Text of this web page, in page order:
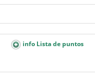
info Lista de puntos